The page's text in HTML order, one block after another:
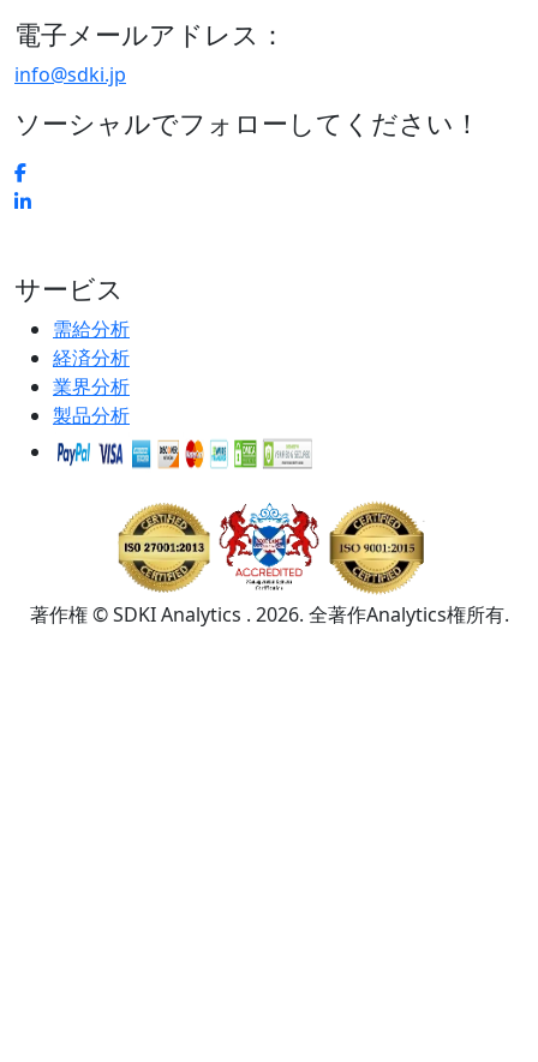
電子メールアドレス：
info@sdki.jp
ソーシャルでフォローしてください！
サービス
需給分析
経済分析
業界分析
製品分析
著作権 © SDKI Analytics . 2026. 全著作Analytics権所有.